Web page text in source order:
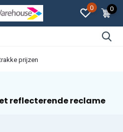
0 0
prijzen
reflecterende reclame